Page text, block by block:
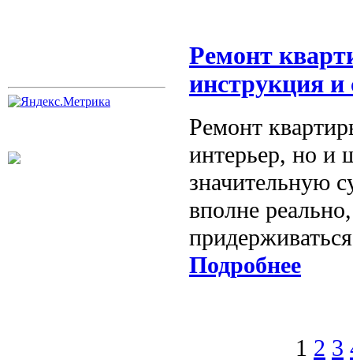
Ремонт
инструкция и
Ремонт
интерьер, но и
значительную
вполне
Подробнее
1 2 3